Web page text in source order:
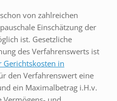
von zahlreichen
Einschätzung der
ist. Gesetzliche
des Verfahrenswerts ist
Gerichtskosten in
den Verfahrenswert eine
ein Maximalbetrag i.H.v.